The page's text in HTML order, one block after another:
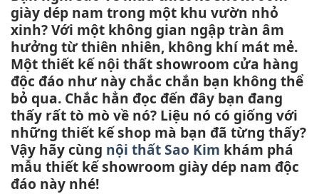
giày dép nam trong một khu vườn nhỏ
xinh? Với một không gian ngập tràn âm
hưởng từ thiên nhiên, không khí mát mẻ.
Một thiết kế nội thất showroom cửa hàng
độc đáo như này chắc chắn bạn không thể
bỏ qua. Chắc hẳn đọc đến đây bạn đang
thấy rất tò mò về nó? Liệu nó có giống với
những thiết kế shop mà bạn đã từng thấy?
Vậy hãy cùng nội thất Sao Kim khám phá
mẫu thiết kế showroom giày dép nam độc
đáo này nhé!